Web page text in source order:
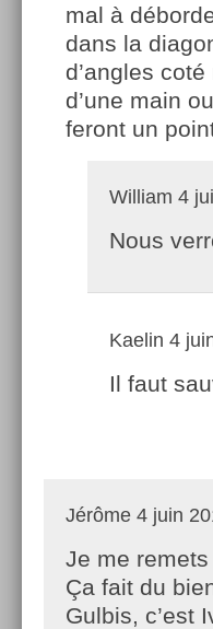
mal à
dans la
d’angles
d’une main
feront un
William 4
Nous
Kaelin 4
Il faut
Jérôme 4 juin
Je me
Ça fait du
Gulbis, c’est